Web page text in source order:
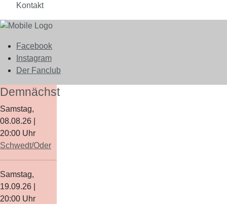
Kontakt
Facebook
Instagram
Der Fanclub
Demnächst
Samstag,
08.08.26
20:00 Uhr
Schwedt/Oder
Samstag,
19.09.26
20:00 Uhr